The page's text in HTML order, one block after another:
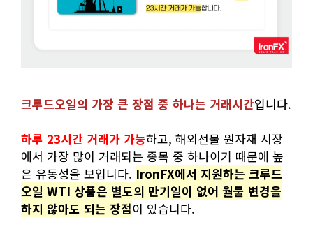
크루드오일의 가장 큰 장점 중 하나는 거래시간입니다.
하루 23시간 거래가 가능하고, 해외선물 원자재 시장
에서 가장 많이 거래되는 종목 중 하나이기 때문에 높
은 유동성을 보입니다. IronFX에서 지원하는 크루드
오일 WTI 상품은 별도의 만기일이 없어 월물 변경을
하지 않아도 되는 장점이 있습니다.